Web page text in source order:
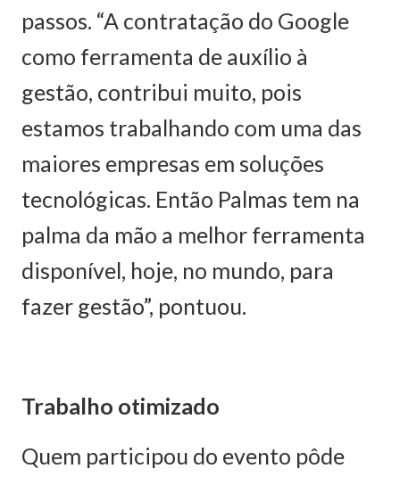
passos. “A contratação do Google
como ferramenta de auxílio à
gestão, contribui muito, pois
estamos trabalhando com uma das
maiores empresas em soluções
tecnológicas. Então Palmas tem na
palma da mão a melhor ferramenta
disponível, hoje, no mundo, para
fazer gestão”, pontuou.
Trabalho otimizado
Quem participou do evento pôde